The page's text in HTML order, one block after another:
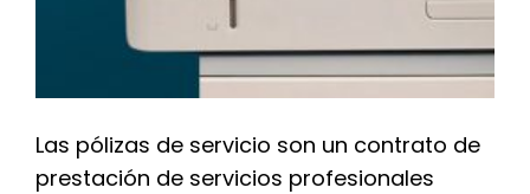
Las pólizas de servicio son un contrato de
prestación de servicios profesionales